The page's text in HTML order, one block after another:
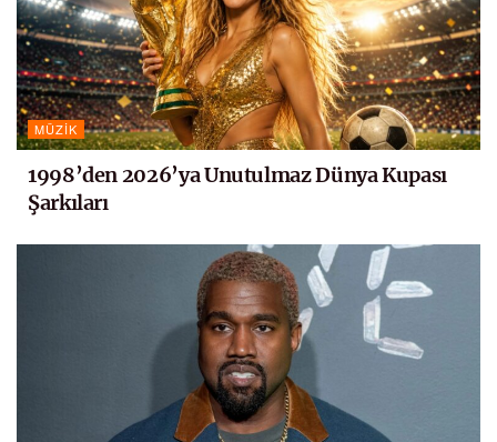
MÜZIK
1998’den 2026’ya Unutulmaz Dünya Kupası
Şarkıları